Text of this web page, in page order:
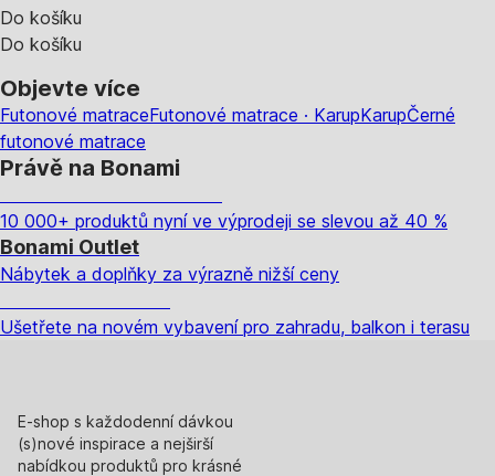
Do košíku
Do košíku
Objevte více
Futonové matraceFutonové matrace · KarupKarupČerné
futonové matrace
Právě na Bonami
10 000+ produktů nyní ve výprodeji se slevou až 40 %
Bonami Outlet
Nábytek a doplňky za výrazně nižší ceny
Ušetřete na novém vybavení pro zahradu, balkon i terasu
E-shop s každodenní dávkou
(s)nové inspirace a nejširší
nabídkou produktů pro krásné